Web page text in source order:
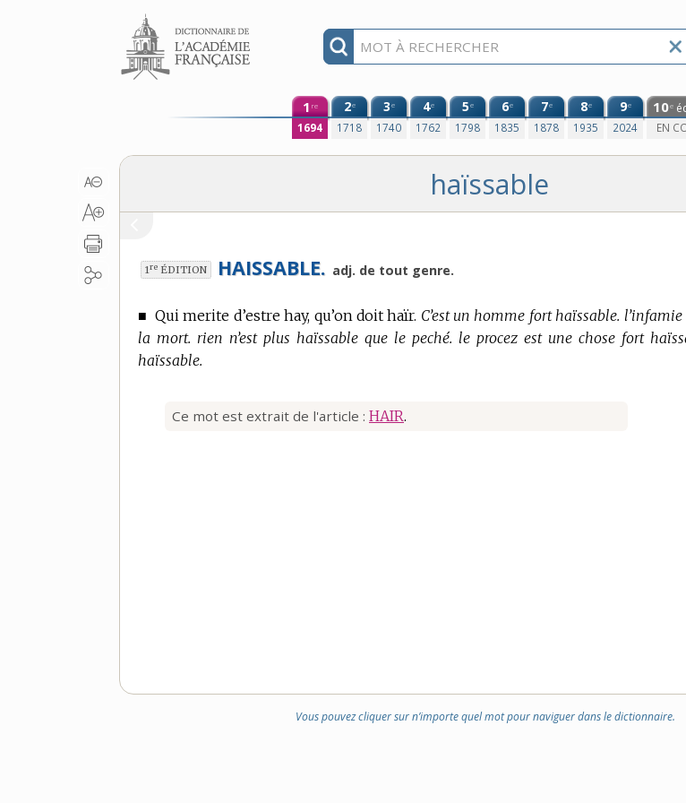
Aller au contenu
1 re
1694
2e
1718
3e
1740
4e
1762
5e
1798
6e
1835
7e
1878
8e
1935
9e
2024
10e
EN
haïssable
1re ÉDITION HAISSABLE. adj. de tout genre.
■Qui merite d’estre hay, qu’on doit haïr. C’est un homme fort haïssable.
la mort. rien n’est plus haïssable que le peché. le procez est une chose fort
haïssable.
Ce mot est extrait de l'article : HAIR.
Vous pouvez cliquer sur n’importe quel mot pour naviguer dans le dictionnaire.